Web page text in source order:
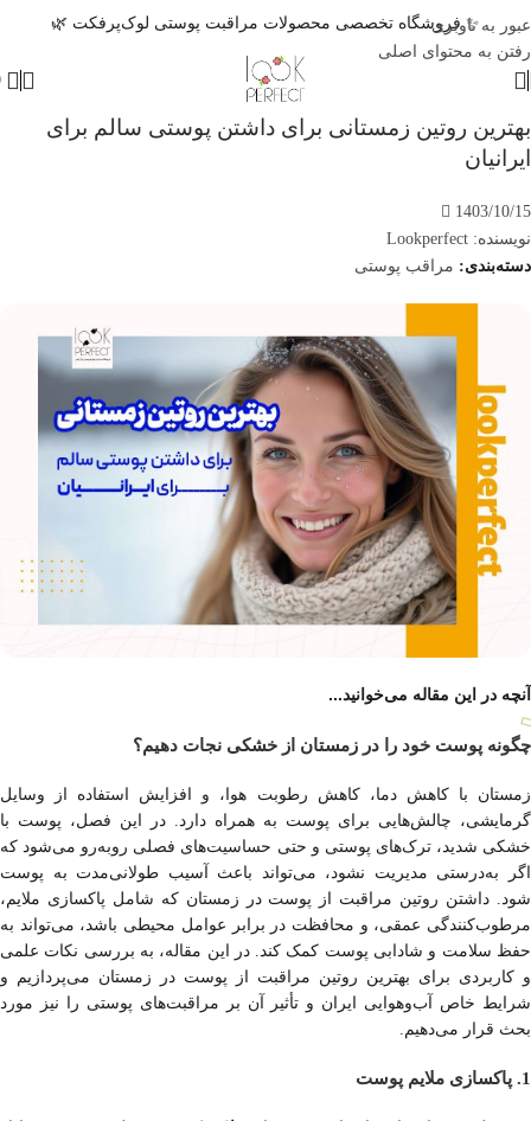
عبور به ناوبری
رفتن به محتوای اصلی
✨ فروشگاه تخصصی محصولات مراقبت پوستی لوک‌پرفکت 🌿
بهترین روتین زمستانی برای داشتن پوستی سالم برای
ایرانیان
1403/10/15
نویسنده:
دسته‌بندی: مراقب پوستی
آنچه در این مقاله می‌خوانید...
چگونه پوست خود را در زمستان از خشکی نجات دهیم؟
زمستان با کاهش دما، کاهش رطوبت هوا، و افزایش استفاده از وسایل
گرمایشی، چالش‌هایی برای پوست به همراه دارد. در این فصل، پوست با
خشکی شدید، ترک‌های پوستی و حتی حساسیت‌های فصلی روبه‌رو می‌شود که
اگر به‌درستی مدیریت نشود، می‌تواند باعث آسیب طولانی‌مدت به پوست
شود. داشتن روتین مراقبت از پوست در زمستان که شامل پاکسازی ملایم،
مرطوب‌کنندگی عمقی، و محافظت در برابر عوامل محیطی باشد، می‌تواند به
حفظ سلامت و شادابی پوست کمک کند. در این مقاله، به بررسی نکات علمی
و کاربردی برای بهترین روتین مراقبت از پوست در زمستان می‌پردازیم و
شرایط خاص آب‌وهوایی ایران و تأثیر آن بر مراقبت‌های پوستی را نیز مورد
بحث قرار می‌دهیم.
1. پاکسازی ملایم پوست